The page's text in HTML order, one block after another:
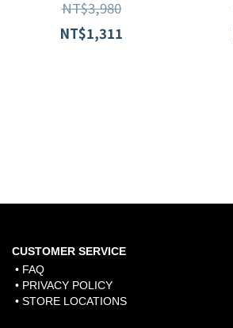
P107 /墨綠
NT$3,980
NT$1,311
CUSTOMER SERVICE
• FAQ
• PRIVACY POLICY
• STORE LOCATIONS